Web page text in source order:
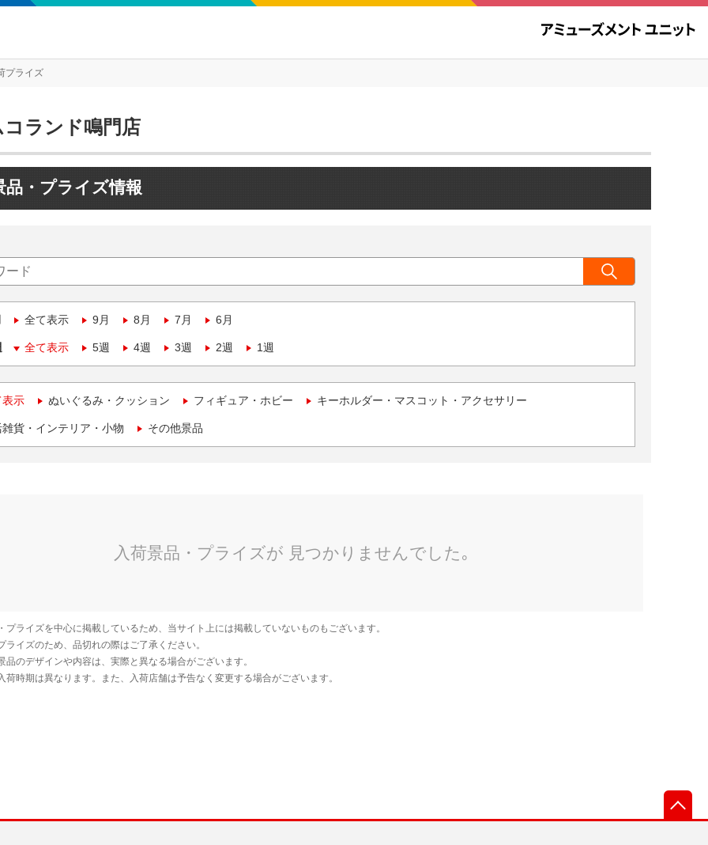
プライズ
ランド鳴門店
品・プライズ情報
全て表示 9月 8月 7月 6月
全て表示 5週 4週 3週 2週 1週
表示 ぬいぐるみ・クッション フィギュア・ホビー キーホルダー・マスコット・アクセサリー
貨・インテリア・小物 その他景品